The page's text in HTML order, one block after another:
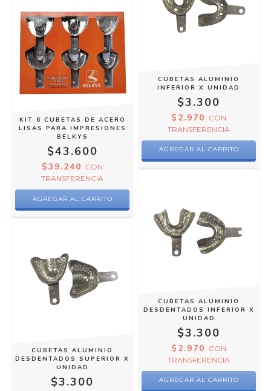
KIT 6 CUBETAS DE ACERO
LISAS PARA IMPRESIONES
BELKYS
$43.600
$39.240 CON
TRANSFERENCIA
CUBETAS ALUMINIO
INFERIOR X UNIDAD
$3.300
$2.970 CON
TRANSFERENCIA
AGREGAR AL CARRITO
CUBETAS ALUMINIO
DESDENTADOS SUPERIOR X
UNIDAD
$3.300
CUBETAS ALUMINIO
DESDENTADOS INFERIOR X
UNIDAD
$3.300
$2.970 CON
TRANSFERENCIA
AGREGAR AL CARRITO